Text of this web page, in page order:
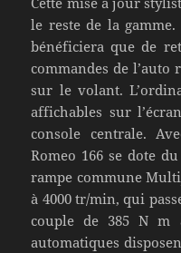
le reste de la
bénéficiera que de
commandes de l’auto
sur le volant.
affichables sur
console centrale.
Romeo 166 se dote
rampe commune
à 4000 tr/min, qui
couple de 385 N m
automatiques